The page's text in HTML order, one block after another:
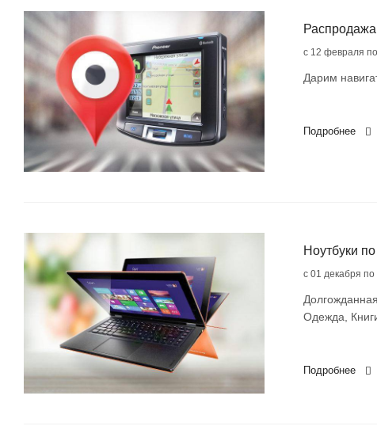
с 12 февраля
Дарим
Подробнее
Ноутбуки
с 01 декабря
Одежда,
Подробнее